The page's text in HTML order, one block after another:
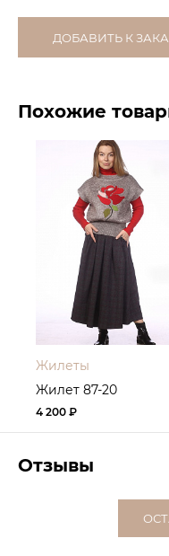
ДОБАВИТЬ К
Похожие
Жилеты
Жилет 87-20
4 200 ₽
Отзывы